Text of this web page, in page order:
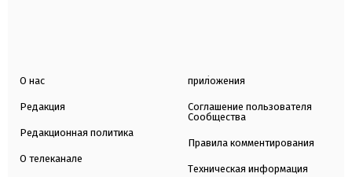
О нас
Редакция
Редакционная политика
О телеканале
приложения
Соглашение пользователя
Сообщества
Правила комментирования
Техническая информация